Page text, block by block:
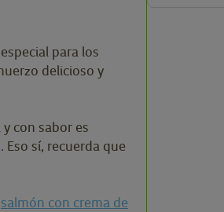
para los
delicioso y
con sabor es
sí, recuerda que
salmón con crema de